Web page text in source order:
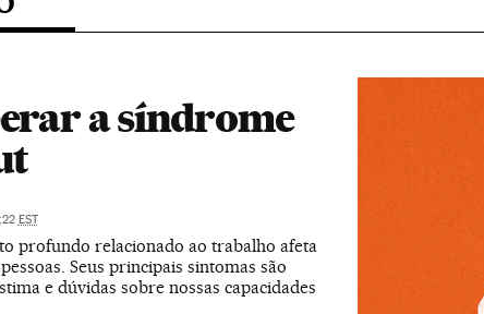
a síndrome
EST
profundo relacionado ao trabalho afeta
Seus principais sintomas são
e dúvidas sobre nossas capacidades